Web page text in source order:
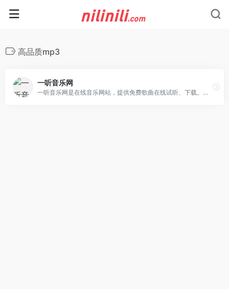
高品质mp3
一听音乐网
一听音乐网是在线音乐网站，提供免费歌曲在线试听、下载。一听音乐网拥有正版、庞大、完整的曲库，歌曲更新迅速，试听流畅，口碑极佳。一听音乐网，每天听一听